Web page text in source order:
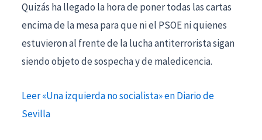
Quizás ha llegado la hora de poner todas las cartas
encima de la mesa para que ni el PSOE ni quienes
estuvieron al frente de la lucha antiterrorista sigan
siendo objeto de sospecha y de maledicencia.
Leer «Una izquierda no socialista» en Diario de
Sevilla